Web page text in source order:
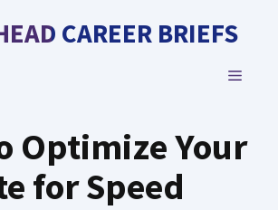
CAREER BRIEFS
MENU
Optimize Your
for Speed